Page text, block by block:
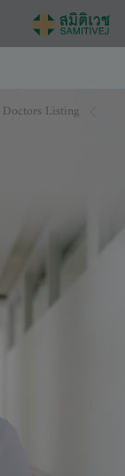
Doctors Listing